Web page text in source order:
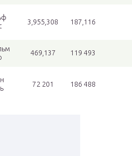
3,955,308 187,116
469,137 119 493
72 201 186 488